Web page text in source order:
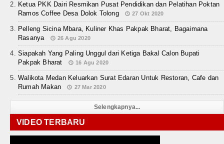
Ketua PKK Dairi Resmikan Pusat Pendidikan dan Pelatihan Poktan
Ramos Coffee Desa Dolok Tolong
27 Okt 2020
Pelleng Sicina Mbara, Kuliner Khas Pakpak Bharat, Bagaimana
Rasanya
26 Agu 2020
Siapakah Yang Paling Unggul dari Ketiga Bakal Calon Bupati
Pakpak Bharat
16 Agu 2020
Walikota Medan Keluarkan Surat Edaran Untuk Restoran, Cafe dan
Rumah Makan
27 Mar 2020
Selengkapnya...
VIDEO TERBARU